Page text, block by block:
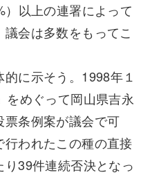
以上の連署によって
会は多数をもってこ
に示そう。1998年１
をめぐって岡山県吉永
条例案が議会で可
われたこの種の直接
39件連続否決となっ